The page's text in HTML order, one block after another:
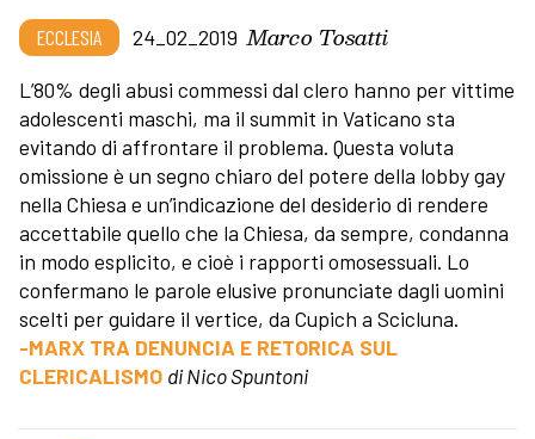
ECCLESIA 24_02_2019 Marco Tosatti
L’80% degli abusi commessi dal clero hanno per vittime
adolescenti maschi, ma il summit in Vaticano sta
evitando di affrontare il problema. Questa voluta
omissione è un segno chiaro del potere della lobby gay
nella Chiesa e un’indicazione del desiderio di rendere
accettabile quello che la Chiesa, da sempre, condanna
in modo esplicito, e cioè i rapporti omosessuali. Lo
confermano le parole elusive pronunciate dagli uomini
scelti per guidare il vertice, da Cupich a Scicluna.
-MARX TRA DENUNCIA E RETORICA SUL
CLERICALISMO di Nico Spuntoni